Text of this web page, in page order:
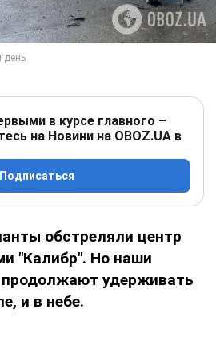
в курсе главного –
на Новини на OBOZ.UA в
Подписаться
обстреляли центр
"Калибр". Но наши
удерживать
и в небе.